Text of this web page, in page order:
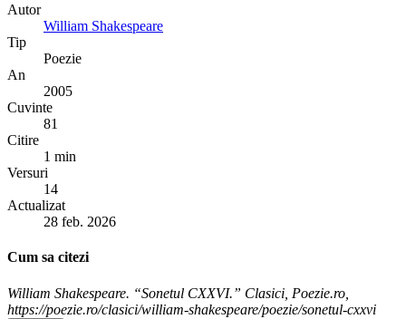
Autor
William Shakespeare
Tip
Poezie
An
2005
Cuvinte
81
Citire
1 min
Versuri
14
Actualizat
28 feb. 2026
Cum sa citezi
William Shakespeare. “Sonetul CXXVI.” Clasici, Poezie.ro,
https://poezie.ro/clasici/william-shakespeare/poezie/sonetul-cxxvi